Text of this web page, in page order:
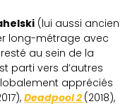
(lui aussi ancien
long-métrage avec
au sein de la
parti vers d’autres
appréciés
Deadpool 2 (2018),